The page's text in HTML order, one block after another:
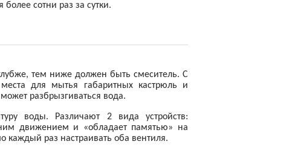
сотни раз за сутки.
тем ниже должен быть смеситель. С
для мытья габаритных кастрюль и
разбрызгиваться вода.
воды. Различают 2 вида устройств:
движением и «обладает памятью» на
каждый раз настраивать оба вентиля.